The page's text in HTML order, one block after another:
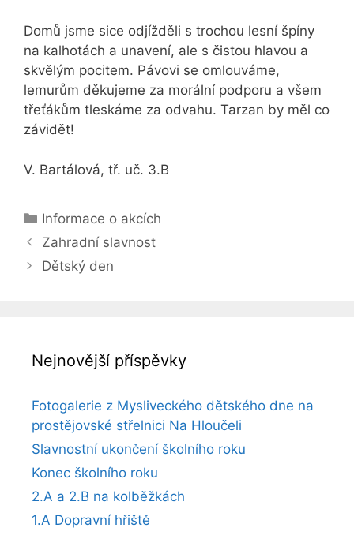
Domů jsme sice odjížděli s trochou lesní špíny
na kalhotách a unavení, ale s čistou hlavou a
skvělým pocitem. Pávovi se omlouváme,
lemurům děkujeme za morální podporu a všem
třeťákům tleskáme za odvahu. Tarzan by měl co
závidět!
V. Bartálová, tř. uč. 3.B
Rubriky
Informace o akcích
Zahradní slavnost
Dětský den
Nejnovější příspěvky
Fotogalerie z Mysliveckého dětského dne na
prostějovské střelnici Na Hloučeli
Slavnostní ukončení školního roku
Konec školního roku
2.A a 2.B na kolběžkách
1.A Dopravní hřiště